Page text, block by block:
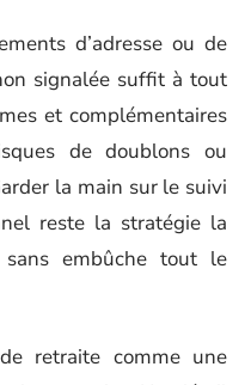
d’adresse ou de
signalée suffit à tout
et complémentaires
de doublons ou
la main sur le suivi
reste la stratégie la
embûche tout le
retraite comme une